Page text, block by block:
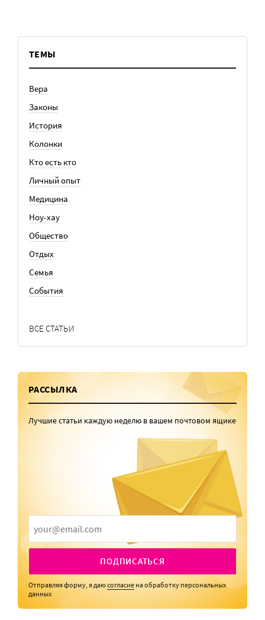
ТЕМЫ
Вера
Законы
История
Колонки
Кто есть кто
Личный опыт
Медицина
Ноу-хау
Общество
Отдых
Семья
События
ВСЕ СТАТЬИ
РАССЫЛКА
Лучшие статьи каждую неделю в вашем почтовом ящике
ПОДПИСАТЬСЯ
Отправляя форму, я даюсогласие на обработку персональных
данных